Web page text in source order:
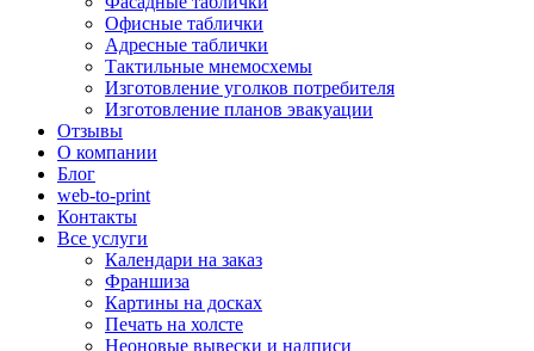
Офисные таблички
Адресные таблички
Тактильные мнемосхемы
Изготовление уголков потребителя
Изготовление планов эвакуации
Отзывы
О компании
Блог
web-to-print
Контакты
Все услуги
Календари на заказ
Франшиза
Картины на досках
Печать на холсте
Неоновые вывески и надписи